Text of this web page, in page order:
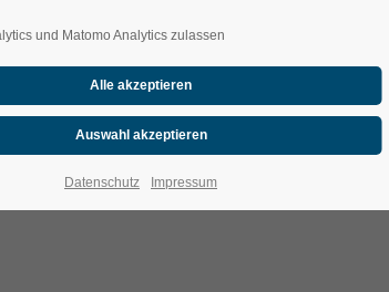
AM
Rahmen
und Matomo Analytics zulassen
Datenschutz Impressum